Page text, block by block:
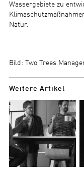
Wassergebiete zu
Natur.
Bild: Two Trees
Weitere Artikel